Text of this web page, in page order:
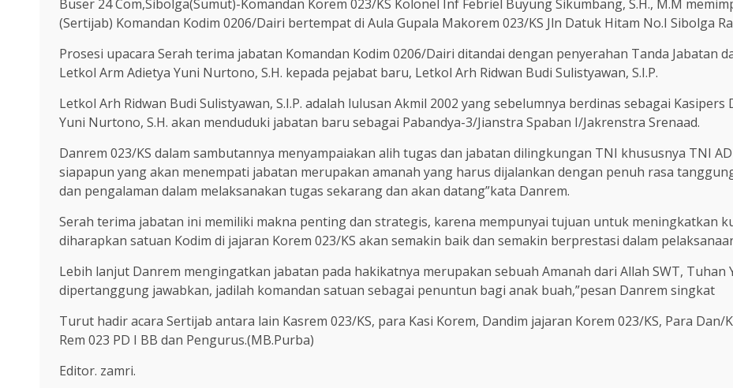
Buser 24 Com,Sibolga(Sumut)-Komandan Korem 023/KS Kolonel Inf Febriel Buyung Sikumbang, S.H., M.M
(Sertijab) Komandan Kodim 0206/Dairi bertempat di Aula Gupala Makorem 023/KS Jln Datuk Hitam No.I Sibolga
Prosesi upacara Serah terima jabatan Komandan Kodim 0206/Dairi ditandai dengan penyerahan Tanda Jabatan
Letkol Arm Adietya Yuni Nurtono, S.H. kepada pejabat baru, Letkol Arh Ridwan Budi Sulistyawan, S.I.P.
Letkol Arh Ridwan Budi Sulistyawan, S.I.P. adalah lulusan Akmil 2002 yang sebelumnya berdinas sebagai
Yuni Nurtono, S.H. akan menduduki jabatan baru sebagai Pabandya-3/Jianstra Spaban I/Jakrenstra Srenaad.
Danrem 023/KS dalam sambutannya menyampaiakan alih tugas dan jabatan dilingkungan TNI khususnya TNI
siapapun yang akan menempati jabatan merupakan amanah yang harus dijalankan dengan penuh rasa
dan pengalaman dalam melaksanakan tugas sekarang dan akan datang”kata Danrem.
Serah terima jabatan ini memiliki makna penting dan strategis, karena mempunyai tujuan untuk meningkatkan
diharapkan satuan Kodim di jajaran Korem 023/KS akan semakin baik dan semakin berprestasi dalam
Lebih lanjut Danrem mengingatkan jabatan pada hakikatnya merupakan sebuah Amanah dari Allah SWT, Tuhan
dipertanggung jawabkan, jadilah komandan satuan sebagai penuntun bagi anak buah,”pesan Danrem singkat
Turut hadir acara Sertijab antara lain Kasrem 023/KS, para Kasi Korem, Dandim jajaran Korem 023/KS, Para Dan/
Rem 023 PD I BB dan Pengurus.(MB.Purba)
Editor. zamri.